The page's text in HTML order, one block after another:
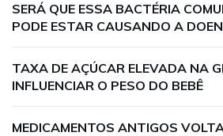
SERÁ QUE ESSA BACTÉRIA
PODE ESTAR CAUSANDO A
TAXA DE AÇÚCAR ELEVADA NA
INFLUENCIAR O PESO DO BEBÊ
MEDICAMENTOS ANTIGOS